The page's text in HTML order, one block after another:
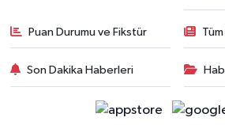
Puan Durumu ve Fikstür
Son Dakika Haberleri